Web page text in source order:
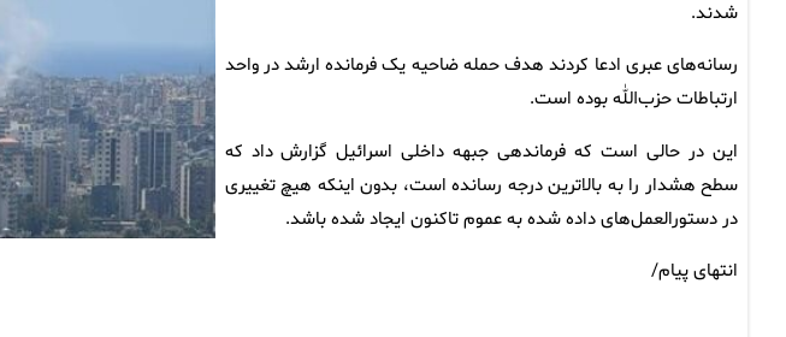
شدند.
رسانه‌های عبری ادعا کردند هدف حمله ضاحیه یک فرمانده ارشد در واحد
ارتباطات حزب‌الله بوده است.
این در حالی است که فرماندهی جبهه داخلی اسرائیل گزارش داد که
سطح هشدار را به بالاترین درجه رسانده است، بدون اینکه هیچ تغییری
در دستورالعمل‌های داده شده به عموم تاکنون ایجاد شده باشد.
انتهای پیام/